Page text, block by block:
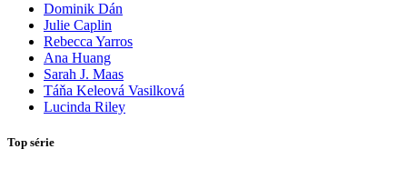
Dominik Dán
Julie Caplin
Rebecca Yarros
Ana Huang
Sarah J. Maas
Táňa Keleová Vasilková
Lucinda Riley
Top série